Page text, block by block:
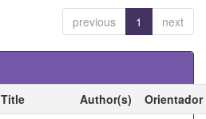
previous 1 next
Title Author(s)
Orientador